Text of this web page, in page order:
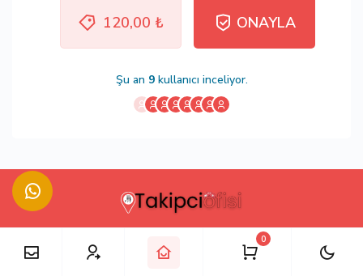
0
120,00 ₺ ONAYLA
Şu an 9kullanıcı inceliyor.